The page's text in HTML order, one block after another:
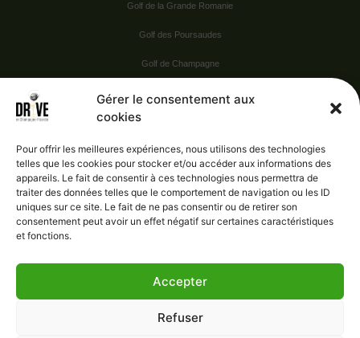
Gérer le consentement aux
cookies
Pour offrir les meilleures expériences, nous utilisons des technologies
telles que les cookies pour stocker et/ou accéder aux informations des
appareils. Le fait de consentir à ces technologies nous permettra de
traiter des données telles que le comportement de navigation ou les ID
uniques sur ce site. Le fait de ne pas consentir ou de retirer son
consentement peut avoir un effet négatif sur certaines caractéristiques
et fonctions.
Accepter
Refuser
Golf de la Grande Romanie
Golf des Poursaudes
Golf de Champagne
Vie pratique
Nous contacter
Administration